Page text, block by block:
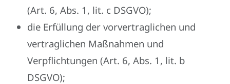
(Art. 6, Abs. 1, lit. c DSGVO);
die Erfüllung der vorvertraglichen und
vertraglichen Maßnahmen und
Verpflichtungen (Art. 6, Abs. 1, lit. b
DSGVO);